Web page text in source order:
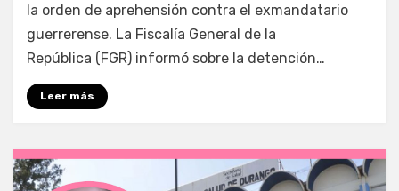
la orden de aprehensión contra el exmandatario
guerrerense. La Fiscalía General de la
República (FGR) informó sobre la detención…
Leer más